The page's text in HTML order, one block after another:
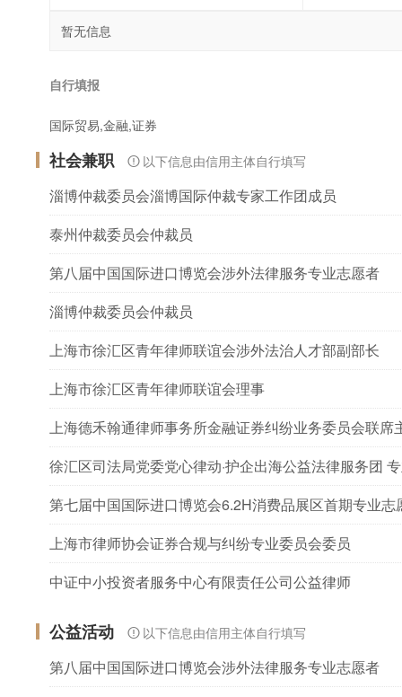
暂无信息
自行填报
国际贸易,金融,证券
社会兼职 以下信息由信用主体自行填写
淄博仲裁委员会淄博国际仲裁专家工作团成员
泰州仲裁委员会仲裁员
第八届中国国际进口博览会涉外法律服务专业志愿者
淄博仲裁委员会仲裁员
上海市徐汇区青年律师联谊会涉外法治人才部副部长
上海市徐汇区青年律师联谊会理事
上海德禾翰通律师事务所金融证券纠纷业务委员会联席
徐汇区司法局党委党心律动·护企出海公益法律服务团
第七届中国国际进口博览会6.2H消费品展区首期专业志
上海市律师协会证券合规与纠纷专业委员会委员
中证中小投资者服务中心有限责任公司公益律师
公益活动 以下信息由信用主体自行填写
第八届中国国际进口博览会涉外法律服务专业志愿者